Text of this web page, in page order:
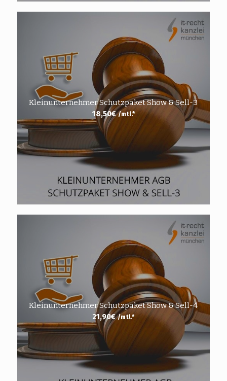
Kleinunternehmer Schutzpaket Show & Sell-3
18,50€ /mtl.*
Kleinunternehmer Schutzpaket Show & Sell-4
21,90€ /mtl.*